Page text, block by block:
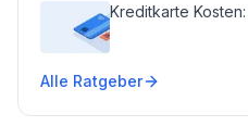
Kreditkarte
Alle Ratgeber